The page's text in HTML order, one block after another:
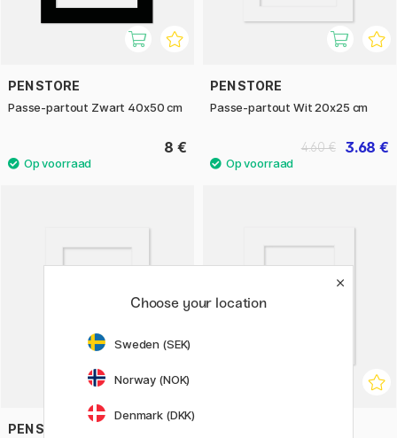
PEN STORE
Passe-partout Zwart 40x50 cm
8 €
PEN STORE
Passe-partout Wit 20x25 cm
3.68 €
4.60 €
PEN STORE
Choose your location
Sweden (SEK)
Norway (NOK)
Denmark (DKK)